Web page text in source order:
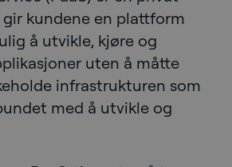
kundene en plattform
å utvikle, kjøre og
uten å måtte
infrastrukturen som
med å utvikle og